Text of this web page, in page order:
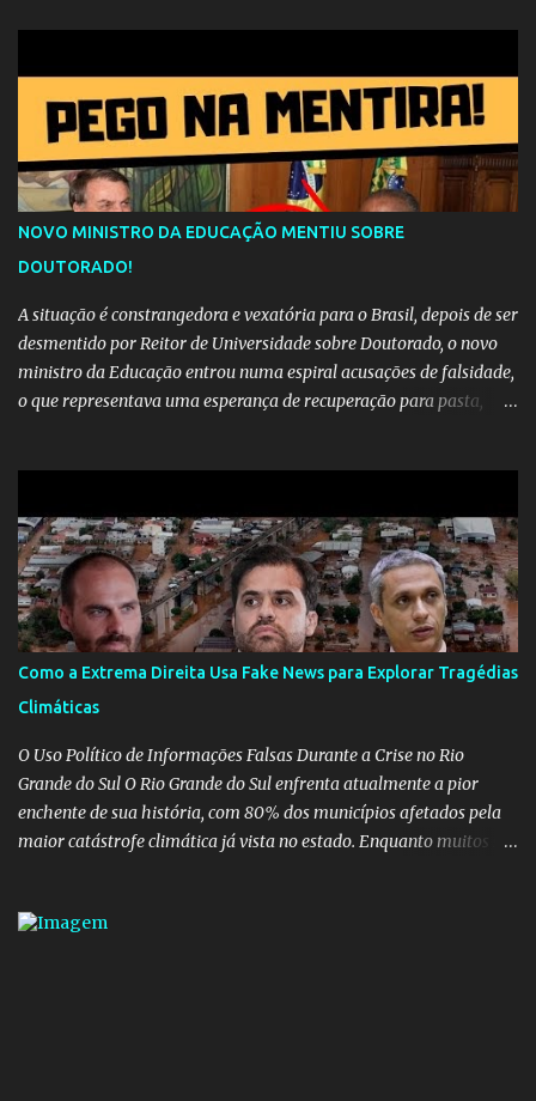
NOVO MINISTRO DA EDUCAÇÃO MENTIU SOBRE
DOUTORADO!
A situação é constrangedora e vexatória para o Brasil, depois de ser
desmentido por Reitor de Universidade sobre Doutorado, o novo
ministro da Educação entrou numa espiral acusações de falsidade,
o que representava uma esperança de recuperação para pasta,
meio vai ter o seu terceiro ministro no comando, depois da
insensatez de Vélez e as loucuras ideológicas de Weintraub, parecia
que a ala influenciada por Olavo de Carvalho tinha perdido força
na gestão... Mas as mentiras de Carlos Alberto Decotelli podem
trazer mais problemas do que soluções a Educação brasileira,
afinal de contas como acreditar em algo proposto pelo novo
ministro sem imaginar que ele só esta querendo auferir vantagens
pessoais em uma pasta de tamanha envergadura e influência na
vida dos brasileiros. Evelin Azevedo escreveu brilhantemen...
Como a Extrema Direita Usa Fake News para Explorar Tragédias
Climáticas
O Uso Político de Informações Falsas Durante a Crise no Rio
Grande do Sul O Rio Grande do Sul enfrenta atualmente a pior
enchente de sua história, com 80% dos municípios afetados pela
maior catástrofe climática já vista no estado. Enquanto muitos se
voluntários e das forças governamentais, impactando diretamente